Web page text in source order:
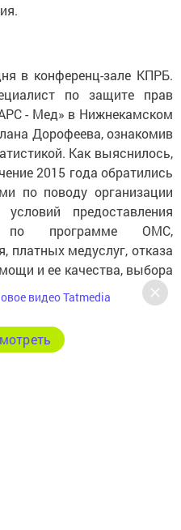
в конференц-зале КПРБ.
по защите прав
- Мед» в Нижнекамском
Дорофеева, ознакомив
Как выяснилось,
2015 года обратились
по поводу организации
предоставления
по программе ОМС,
платных медуслуг, отказа
и ее качества, выбора
видео Tatmedia